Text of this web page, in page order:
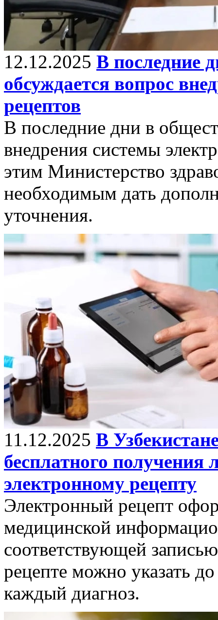
12.12.2025 В последние
обсуждается вопрос
рецептов
В последние дни в
внедрения системы
этим Министерство
необходимым дать
уточнения.
11.12.2025 В
бесплатного получения
электронному рецепту
Электронный рецепт
медицинской
соответствующей
рецепте можно указать
каждый диагноз.